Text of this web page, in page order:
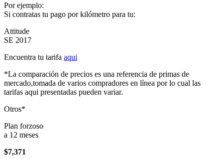
Por ejemplo:
Si contratas tu pago por kilómetro para tu:
Attitude
SE 2017
Encuentra tu tarifa aqui
*La comparación de precios es una referencia de primas de
mercado,tomada de varios compradores en línea por lo cual las
tarifas aqui presentadas pueden variar.
Otros*
Plan forzoso
a 12 meses
$7,371